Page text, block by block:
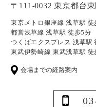
〒111-0032 東京都台
東京メトロ銀座線 浅草駅 徒
都営浅草線 浅草駅 徒歩5分
つくばエクスプレス 浅草駅
東武伊勢崎線 東武浅草駅 徒
会場までの経路案内